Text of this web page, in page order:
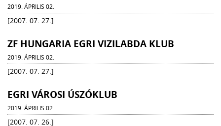
2019. ÁPRILIS 02.
[2007. 07. 27.]
ZF HUNGARIA EGRI VIZILABDA KLUB
2019. ÁPRILIS 02.
[2007. 07. 27.]
EGRI VÁROSI ÚSZÓKLUB
2019. ÁPRILIS 02.
[2007. 07. 26.]